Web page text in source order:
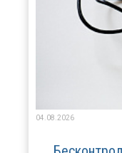
04.08.2026